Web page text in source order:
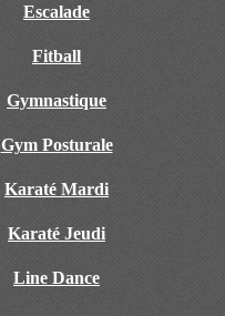
Escalade
Fitball
Gymnastique
Gym Posturale
Karaté Mardi
Karaté Jeudi
Line Dance